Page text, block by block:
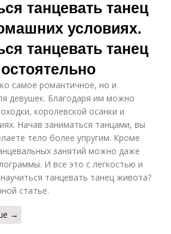
танцевать танец
условиях.
танцевать танец
самое романтичное, но и
девушек. Благодаря им можно
королевской осанки и
Начав заниматься танцами, вы
тело более упругим. Кроме
занятий можно даже
И все это с легкостью и
танцевать танец живота?
статье.
→